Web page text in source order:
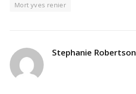
Mort yves renier
Stephanie Robertson